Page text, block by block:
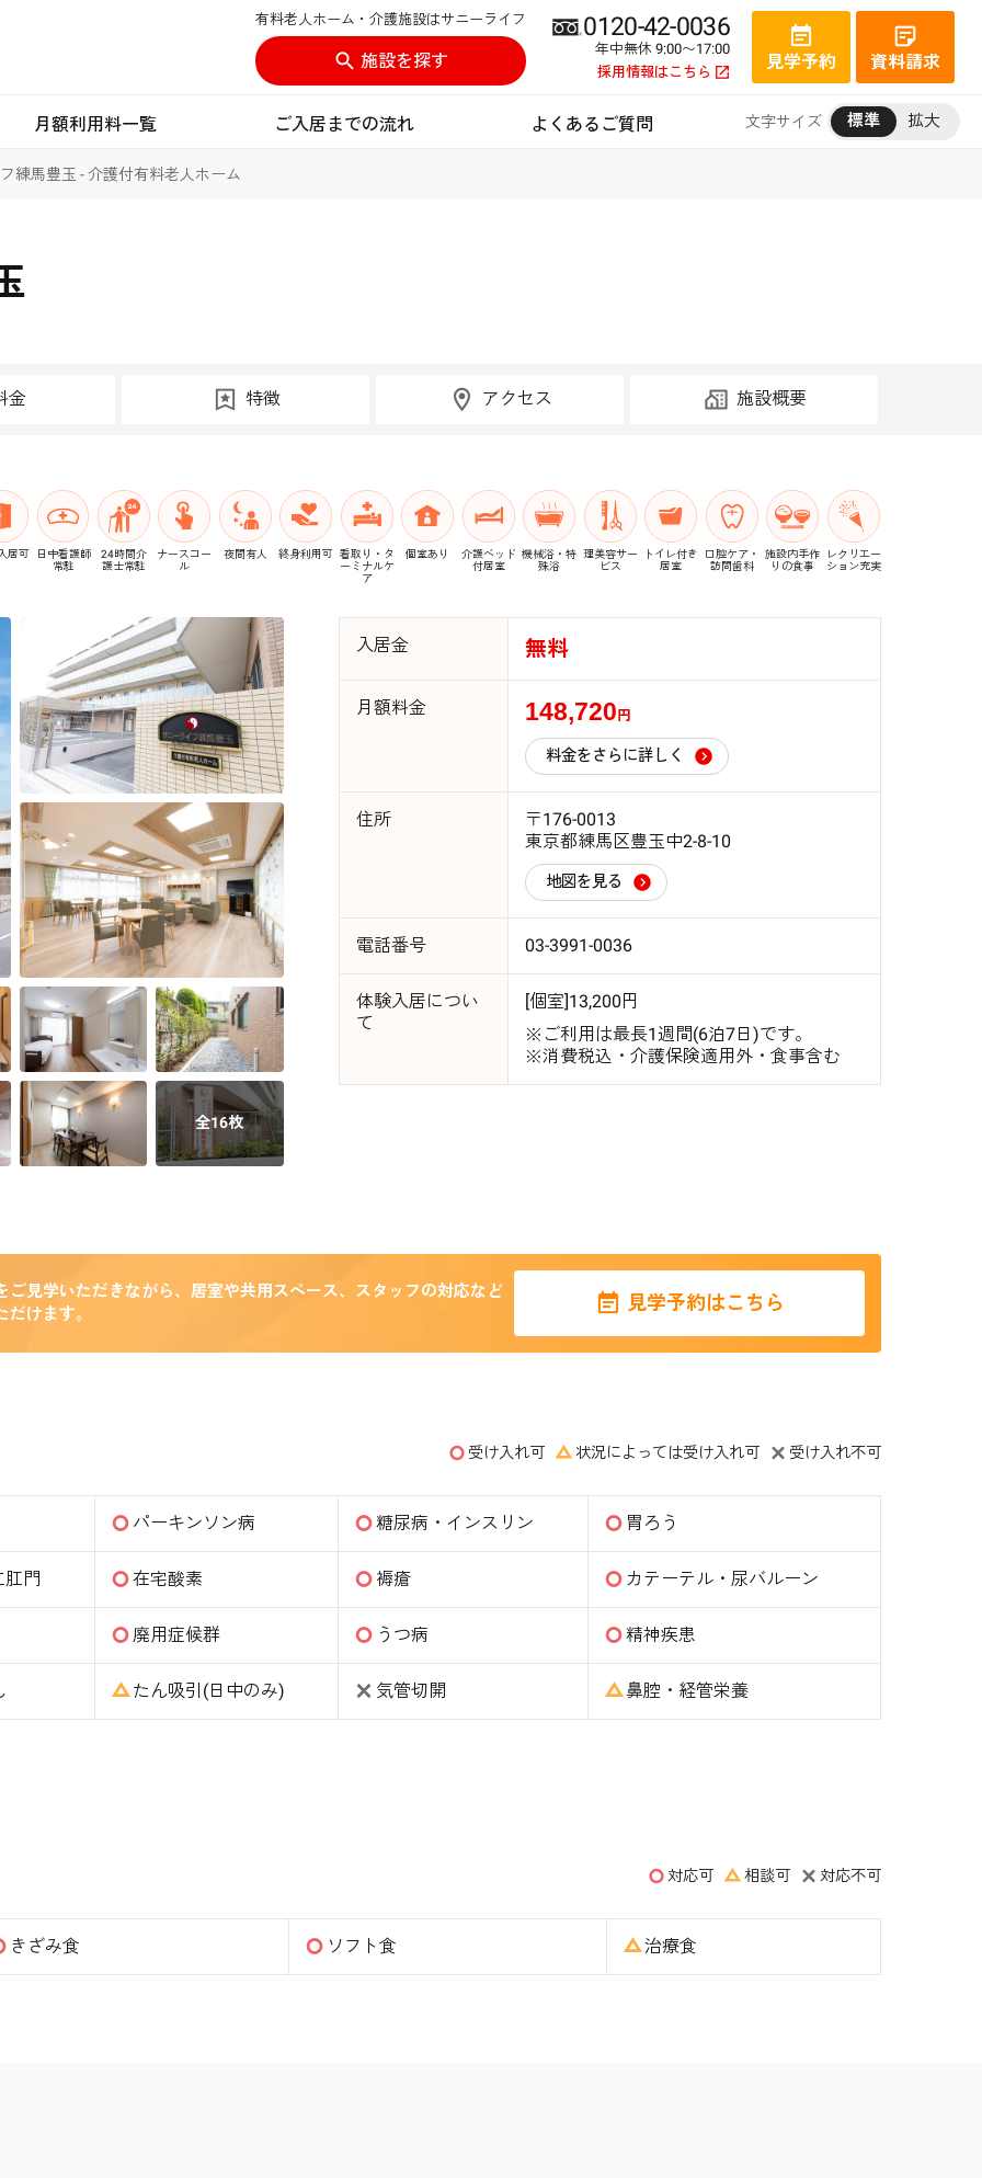
見学予約 資料請求
有料老人ホーム・介護施設はサニーライフ
施設を探す
0120-42-0036
年中無休 9:00〜17:00
採用情報はこちら
文字サイズ 標準 拡大
月額利用料一覧 ご入居までの流れ よくあるご質問
練馬豊玉 - 介護付有料老人ホーム
金 特徴 アクセス 施設概要
居可
日中看護師
常駐
24時間介
護士常駐
ナースコー
ル
夜間有人 終身利用可
看取り・タ
ーミナルケ
ア
個室あり
介護ベッド
付居室
機械浴・特
殊浴
理美容サー
ビス
トイレ付き
居室
口腔ケア・
訪問歯科
施設内手作
りの食事
レクリエー
ション充実
全16枚
入居金 無料
月額料金 148,720 円
料金をさらに詳しく
住所
〒176-0013
東京都練馬区豊玉中2-8-10
地図を見る
電話番号 03-3991-0036
体験入居につい
て
[個室]13,200円
※ご利用は最長1週間(6泊7日)です。
※消費税込・介護保険適用外・食事含む
ご見学いただきながら、居室や共用スペース、スタッフの対応など
けます。
見学予約はこちら
受け入れ可 状況によっては受け入れ可 受け入れ不可
パーキンソン病 糖尿病・インスリン 胃ろう
門 在宅酸素 褥瘡 カテーテル・尿バルーン
廃用症候群 うつ病 精神疾患
たん吸引(日中のみ) 気管切開 鼻腔・経管栄養
対応可 相談可 対応不可
きざみ食 ソフト食 治療食